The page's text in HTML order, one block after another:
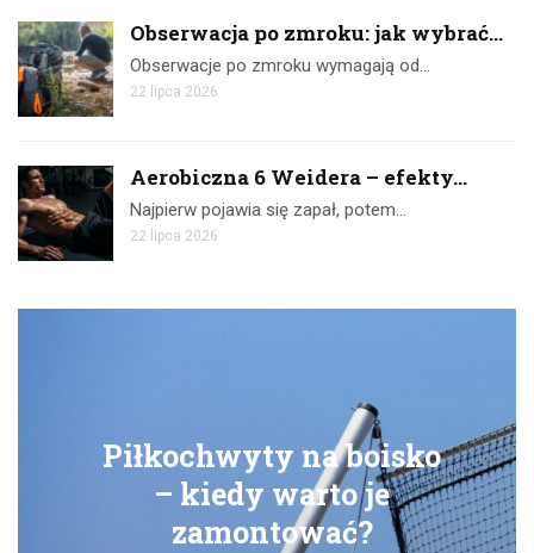
Obserwacja po zmroku: jak wybrać...
Obserwacje po zmroku wymagają od…
22 lipca 2026
Aerobiczna 6 Weidera – efekty...
Najpierw pojawia się zapał, potem…
22 lipca 2026
Piłkochwyty na boisko
– kiedy warto je
zamontować?